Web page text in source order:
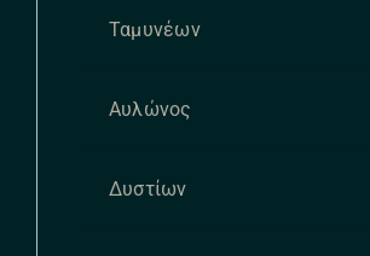
Ταμυνέων
Αυλώνος
Δυστίων